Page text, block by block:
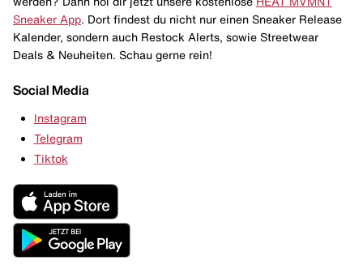
Sneaker App . Dort findest du nicht nur einen Sneaker Release
Kalender, sondern auch Restock Alerts, sowie Streetwear
Deals & Neuheiten. Schau gerne rein!
Social Media
Instagram
Telegram
Tiktok